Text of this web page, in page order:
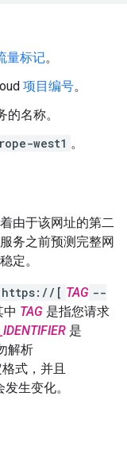
量标记。
项目编号。
的名称。
west1 。
由于该网址的第二
务之前预测完整网
定。
https://[ TAG --
中 TAG 是指您请求
是
解析
式，并且
生变化。